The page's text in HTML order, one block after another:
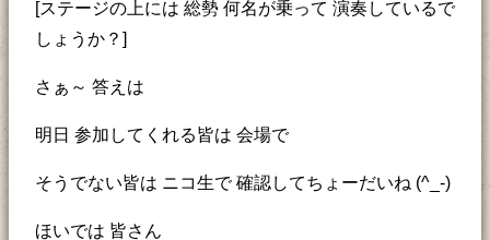
[ステージの上には 総勢 何名が乗って 演奏しているで
しょうか？]
さぁ～ 答えは
明日 参加してくれる皆は 会場で
そうでない皆は ニコ生で 確認してちょーだいね (^_-)
ほいでは 皆さん